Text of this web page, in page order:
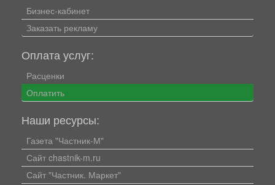
Бизнес-кабинет
Заказать рекламу
Оплата услуг:
Расценки
Оплатить
Наши ресурсы:
Газета "Частник-М"
Сайт chastnik-m.ru
Сайт "Частник. Маркет"